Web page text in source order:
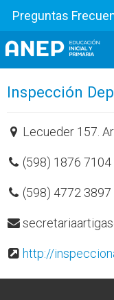
Preguntas
Divisiones
Departamentos
Inspecciones
Programas
Documentos
Inspección
Lecueder 157.
(598) 1876 7104
(598) 4772 3897
http://